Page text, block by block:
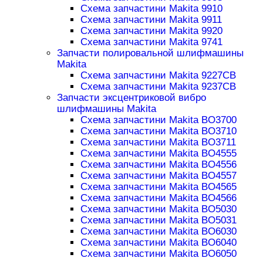
Схема запчастини Makita 9910
Схема запчастини Makita 9911
Схема запчастини Makita 9920
Схема запчастини Makita 9741
Запчасти полировальной шлифмашины
Makita
Схема запчастини Makita 9227CB
Схема запчастини Makita 9237CB
Запчасти эксцентриковой вибро
шлифмашины Makita
Схема запчастини Makita BO3700
Схема запчастини Makita BO3710
Схема запчастини Makita BO3711
Схема запчастини Makita BO4555
Схема запчастини Makita BO4556
Схема запчастини Makita BO4557
Схема запчастини Makita BO4565
Схема запчастини Makita BO4566
Схема запчастини Makita BO5030
Схема запчастини Makita BO5031
Схема запчастини Makita BO6030
Схема запчастини Makita BO6040
Схема запчастини Makita BO6050